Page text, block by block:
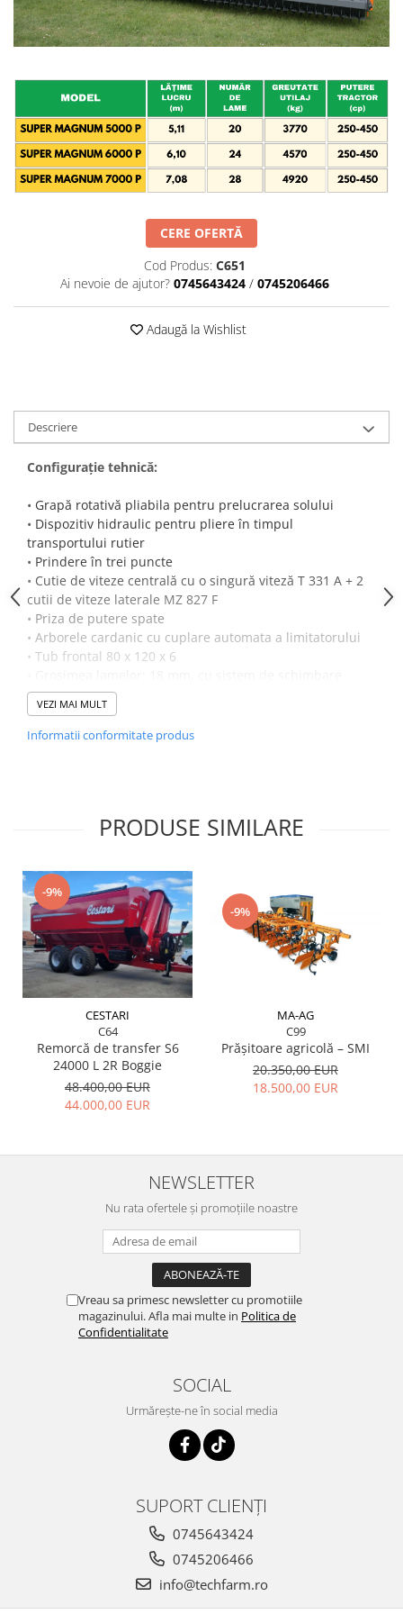
Maşini erbicidat
Mașini pentru săpat
Mașini Împrăștiat Sare
Pluguri
Pluguri Reversibile
Pluguri Rotative
Remorci Transfer Cereale
Remorci Transport
Remorci Transport Baloţi
Semănători Prășitoare
Tocătoare agricole
Tăvăluguri
Utilaje Diverse
Utilaje pentru vii şi livezi
Utilaje Strip-Till (prelucrare în
benzi)
Utilaje usturoi
Înfoliatoare Baloţi
CERE OFERTĂ
Cod Produs: C651
Ai nevoie de ajutor? 0745643424 / 0745206466
Adaugă la Wishlist
Descriere
Configuraţie tehnică:
• Grapă rotativă pliabila pentru prelucrarea solului
• Dispozitiv hidraulic pentru pliere în timpul
transportului rutier
• Prindere în trei puncte
• Cutie de viteze centrală cu o singură viteză T 331 A + 2
cutii de viteze laterale MZ 827 F
• Priza de putere spate
• Arborele cardanic cu cuplare automata a limitatorului
• Tub frontal 80 x 120 x 6
rapida
•Garda de protectia pietre
•Protecție CE
VEZI MAI MULT
Informatii conformitate produs
PRODUSE SIMILARE
-9%
CESTARI
C64
Remorcă de transfer S6
24000 L 2R Boggie
48.400,00 EUR
44.000,00 EUR
-9%
MA-AG
C99
Prășitoare agricolă – SMI
20.350,00 EUR
18.500,00 EUR
NEWSLETTER
Nu rata ofertele și promoțiile noastre
Vreau sa primesc newsletter cu promotiile
magazinului. Afla mai multe in Politica de
Confidentialitate
SOCIAL
Urmărește-ne în social media
SUPORT CLIENȚI
0745643424
0745206466
info@techfarm.ro